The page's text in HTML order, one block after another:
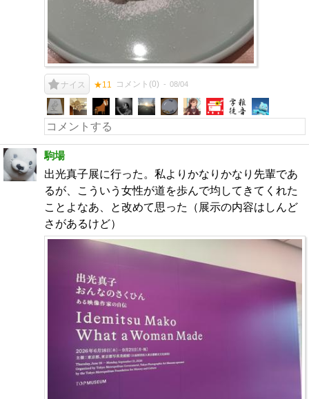
ナイス ★11 コメント(0) 08/04
駒場
出光真子展に行った。私よりかなりかなり先輩であ
るが、こういう女性が道を歩んで均してきてくれた
ことよなあ、と改めて思った（展示の内容はしんど
さがあるけど）